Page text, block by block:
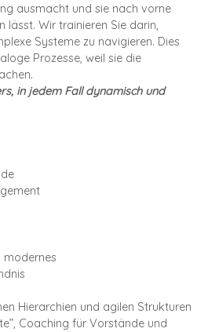
ausmacht und sie nach vorne
lässt. Wir trainieren Sie darin,
Systeme zu navigieren. Dies
Prozesse, weil sie die
in jedem Fall dynamisch und
modernes
Hierarchien und agilen Strukturen
Coaching für Vorstände und